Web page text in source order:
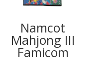
Namcot
Mahjong III
Famicom